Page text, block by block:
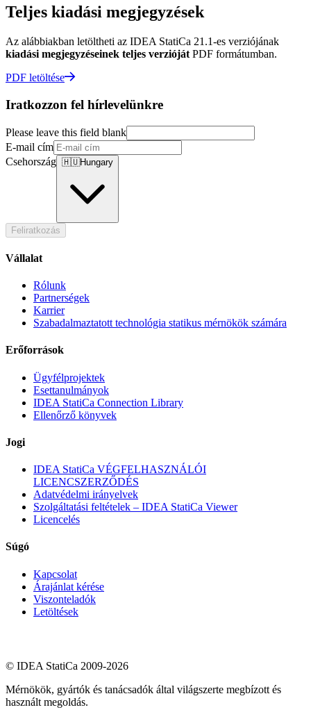
Teljes kiadási megjegyzések
Az alábbiakban letöltheti az IDEA StatiCa 21.1-es verziójának
kiadási megjegyzéseinek teljes verzióját PDF formátumban.
PDF letöltése
Iratkozzon fel hírlevelünkre
Please leave this field blank
E-mail cím
Csehország 🇭🇺Hungary
Feliratkozás
Vállalat
Rólunk
Partnerségek
Karrier
Szabadalmaztatott technológia statikus mérnökök számára
Erőforrások
Ügyfélprojektek
Esettanulmányok
IDEA StatiCa Connection Library
Ellenőrző könyvek
Jogi
IDEA StatiCa VÉGFELHASZNÁLÓI
LICENCSZERZŐDÉS
Adatvédelmi irányelvek
Szolgáltatási feltételek – IDEA StatiCa Viewer
Licencelés
Súgó
Kapcsolat
Árajánlat kérése
Viszonteladók
Letöltések
© IDEA StatiCa 2009-2026
Mérnökök, gyártók és tanácsadók által világszerte megbízott és
használt megoldás.